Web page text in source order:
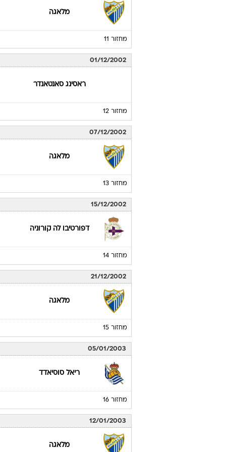
מלאגה
מחזור 11
01/12/2002
ראסינג סאנטאנדר
מחזור 12
07/12/2002
מלאגה
מחזור 13
15/12/2002
דפורטיבו לה קורוניה
מחזור 14
21/12/2002
מלאגה
מחזור 15
05/01/2003
ריאל סוסיאדד
מחזור 16
12/01/2003
מלאגה